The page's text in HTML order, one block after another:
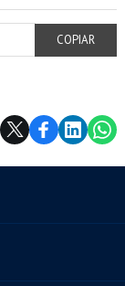
COPIAR